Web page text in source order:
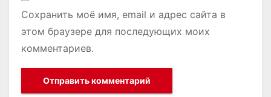
Сохранить моё имя, email и адрес сайта в
этом браузере для последующих моих
комментариев.